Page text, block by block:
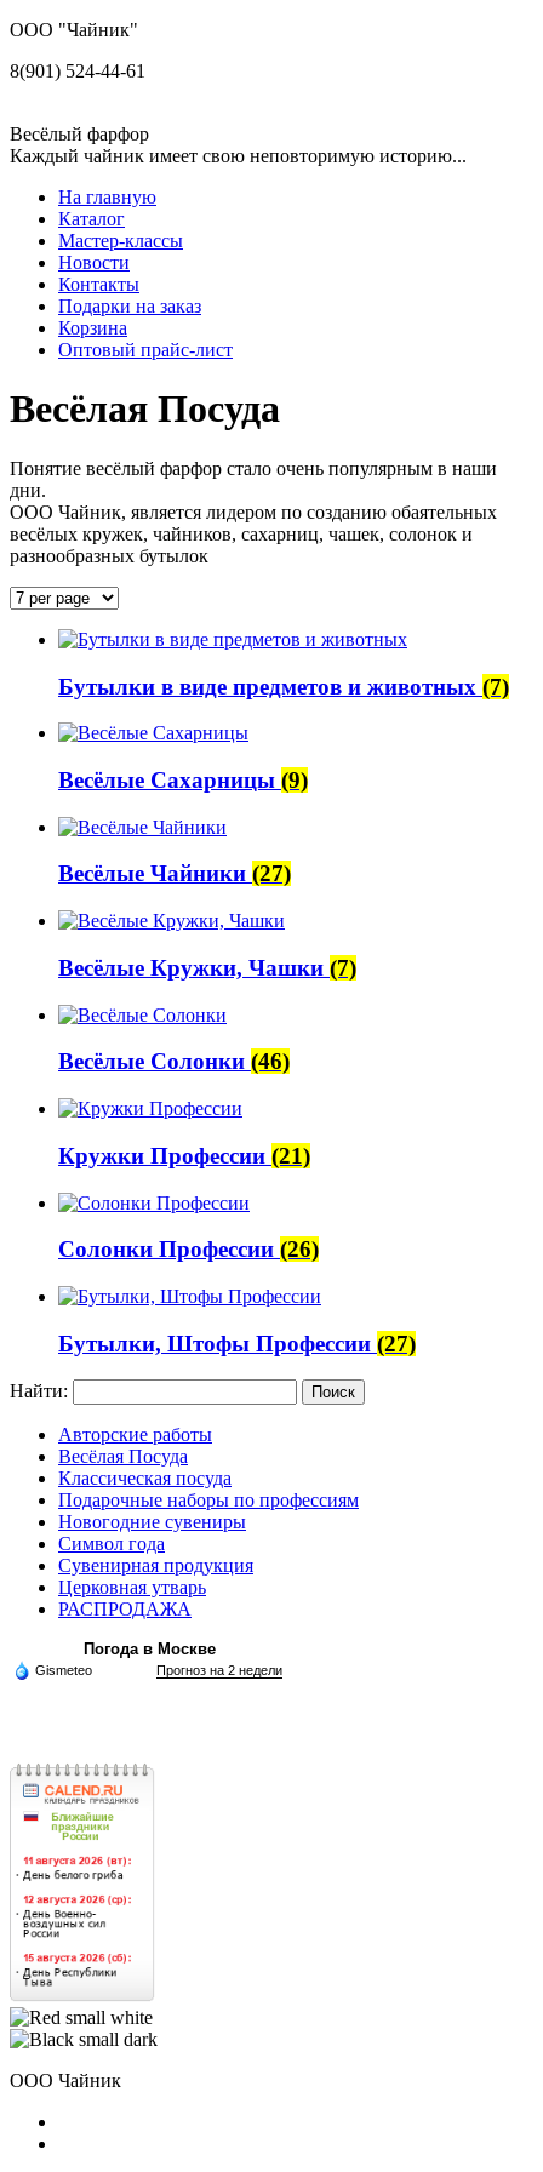
ООО "Чайник"
8(901) 524-44-61
Весёлый фарфор
Каждый чайник имеет свою неповторимую историю...
На главную
Каталог
Мастер-классы
Новости
Контакты
Подарки на заказ
Корзина
Оптовый прайс-лист
Весёлая Посуда
Понятие весёлый фарфор стало очень популярным в наши
дни.
ООО Чайник, является лидером по созданию обаятельных
весёлых кружек, чайников, сахарниц, чашек, солонок и
разнообразных бутылок
Бутылки в виде предметов и животных (7)
Весёлые Сахарницы (9)
Весёлые Чайники (27)
Весёлые Кружки, Чашки (7)
Весёлые Солонки (46)
Кружки Профессии (21)
Солонки Профессии (26)
Бутылки, Штофы Профессии (27)
Найти:
Авторские работы
Весёлая Посуда
Классическая посуда
Подарочные наборы по профессиям
Новогодние сувениры
Символ года
Сувенирная продукция
Церковная утварь
РАСПРОДАЖА
Погода в Москве
Gismeteo Прогноз на 2 недели
ООО Чайник